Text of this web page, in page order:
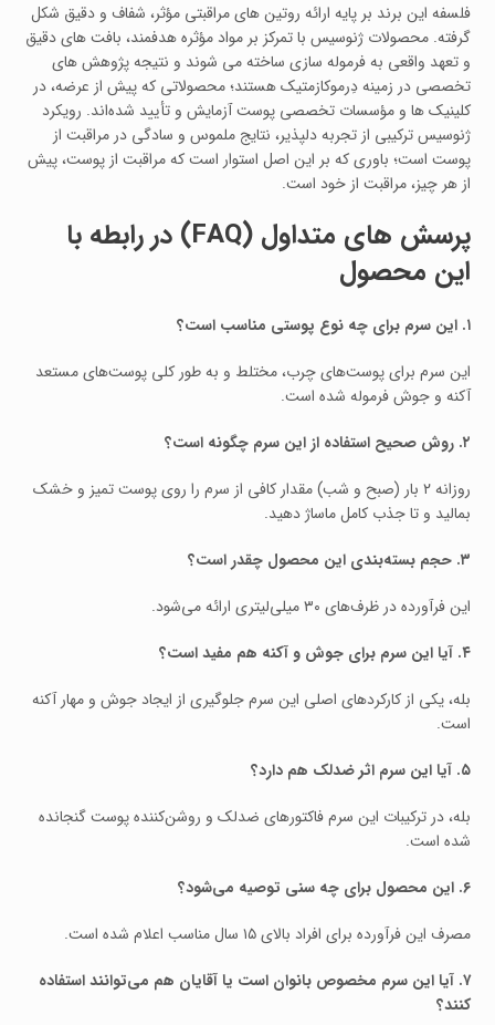
فلسفه این برند بر پایه ارائه روتین‌ های مراقبتی مؤثر، شفاف و دقیق شکل
گرفته. محصولات ژنوسیس با تمرکز بر مواد مؤثره هدفمند، بافت‌ های دقیق
و تعهد واقعی به فرموله‌ سازی ساخته می‌ شوند و نتیجه پژوهش‌ های
تخصصی در زمینه دِرموکازمتیک هستند؛ محصولاتی که پیش از عرضه، در
کلینیک‌ ها و مؤسسات تخصصی پوست آزمایش و تأیید شده‌اند. رویکرد
ژنوسیس ترکیبی از تجربه دلپذیر، نتایج ملموس و سادگی در مراقبت از
پوست است؛ باوری که بر این اصل استوار است که مراقبت از پوست، پیش
از هر چیز، مراقبت از خود است.
پرسش‌ های متداول (FAQ) در رابطه با
این محصول
۱. این سرم برای چه نوع پوستی مناسب است؟
این سرم برای پوست‌های چرب، مختلط و به طور کلی پوست‌های مستعد
آکنه و جوش فرموله شده است.
۲. روش صحیح استفاده از این سرم چگونه است؟
روزانه ۲ بار (صبح و شب) مقدار کافی از سرم را روی پوست تمیز و خشک
بمالید و تا جذب کامل ماساژ دهید.
۳. حجم بسته‌بندی این محصول چقدر است؟
این فرآورده در ظرف‌های ۳۰ میلی‌لیتری ارائه می‌شود.
۴. آیا این سرم برای جوش و آکنه هم مفید است؟
بله، یکی از کارکردهای اصلی این سرم جلوگیری از ایجاد جوش و مهار آکنه
است.
۵. آیا این سرم اثر ضدلک هم دارد؟
بله، در ترکیبات این سرم فاکتورهای ضدلک و روشن‌کننده پوست گنجانده
شده است.
۶. این محصول برای چه سنی توصیه می‌شود؟
مصرف این فرآورده برای افراد بالای ۱۵ سال مناسب اعلام شده است.
۷. آیا این سرم مخصوص بانوان است یا آقایان هم می‌توانند استفاده
کنند؟